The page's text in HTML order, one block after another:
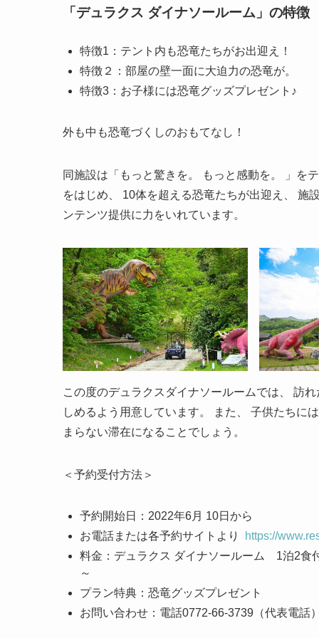
「デュラクス ダイナソールーム」の特徴
特徴1：テント内も恐竜たちがお出迎え！
特徴２：部屋の壁一面に大迫力の恐竜が。
特徴3：お子様には恐竜グッズプレゼント♪
外も中も恐竜づくしのおもてなし！
同施設は「もっと驚きを。 もっと感動を。 」を
をはじめ、 10体を超える恐竜たちが出迎え、 施
ンテンツ提供に力をいれています。
この度のデュラクスダイナソールームでは、 訪
しめるよう用意しています。 また、 子供たちに
まらない滞在になることでしょう。
＜予約受付方法＞
予約開始日：2022年6月 10日から
お電話または各予約サイトより
https://
料金：デュラクス ダイナソールーム 1泊2
～
プラン特典：恐⻯グッズプレゼント
お問い合わせ：電話0772-66-3739（代表電話